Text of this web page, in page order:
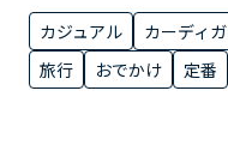
カジュアル カーディ
旅行
おでかけ 定番